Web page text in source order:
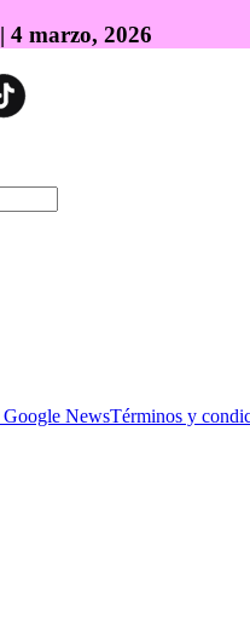
| 4 marzo, 2026
Google NewsTérminos y